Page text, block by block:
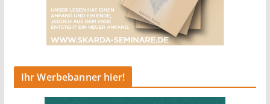
Ihr Werbebanner hier!